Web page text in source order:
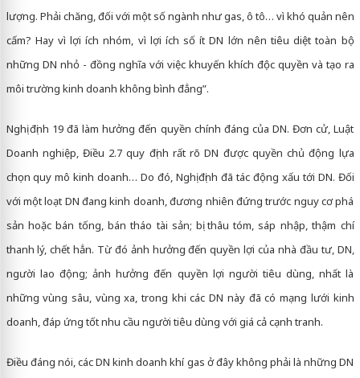
lượng. Phải chăng, đối với một số ngành như gas, ô tô… vì khó quản nên
cấm? Hay vì lợi ích nhóm, vì lợi ích số ít DN lớn nên tiêu diệt toàn bộ
những DN nhỏ - đồng nghĩa với việc khuyến khích độc quyền và tạo ra
môi trường kinh doanh không bình đẳng”.
Nghị định 19 đã làm hưởng đến quyền chính đáng của DN. Đơn cử, Luật
Doanh nghiệp, Điều 2.7 quy định rất rõ DN được quyền chủ động lựa
chọn quy mô kinh doanh… Do đó, Nghị định đã tác động xấu tới DN. Đối
với một loạt DN đang kinh doanh, đương nhiên đứng trước nguy cơ phá
sản hoặc bán tống, bán tháo tài sản; bị thâu tóm, sáp nhập, thậm chí
thanh lý, chết hẳn. Từ đó ảnh hưởng đến quyền lợi của nhà đầu tư, DN,
người lao động; ảnh hưởng đến quyền lợi người tiêu dùng, nhất là
những vùng sâu, vùng xa, trong khi các DN này đã có mạng lưới kinh
doanh, đáp ứng tốt nhu cầu người tiêu dùng với giá cả cạnh tranh.
Điều đáng nói, các DN kinh doanh khí gas ở đây không phải là những DN